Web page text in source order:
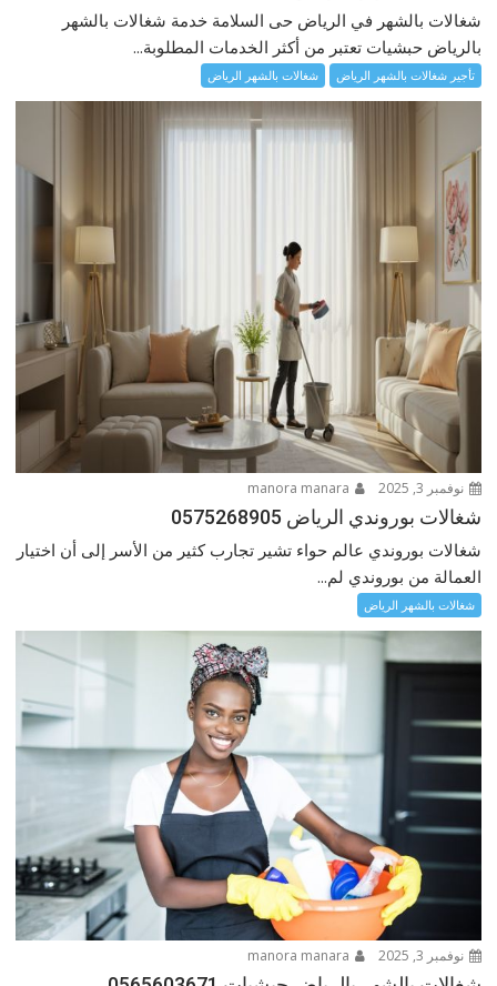
شغالات بالشهر في الرياض حى السلامة خدمة شغالات بالشهر
بالرياض حبشيات تعتبر من أكثر الخدمات المطلوبة...
تأجير شغالات بالشهر الرياض شغالات بالشهر الرياض
نوفمبر 3, 2025
شغالات بوروندي الرياض 0575268905
شغالات بوروندي عالم حواء تشير تجارب كثير من الأسر إلى أن اختيار
العمالة من بوروندي لم...
شغالات بالشهر الرياض
نوفمبر 3, 2025